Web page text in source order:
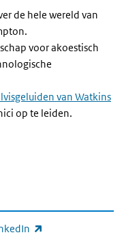
link)
de hele wereld van
voor akoestisch
van Watkins
op te leiden.
link)